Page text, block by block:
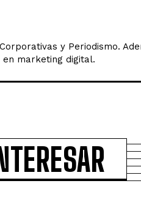
y Periodismo.
en marketing digital.